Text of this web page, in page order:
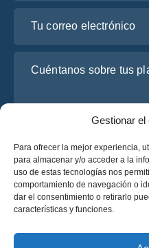
Gestionar el
Para ofrecer la mejor experiencia,
para almacenar y/o acceder a la
uso de estas tecnologías nos
comportamiento de navegación o
dar el consentimiento o retirarlo
características y funciones.
He leído y acepto la
Solicite
Solicite